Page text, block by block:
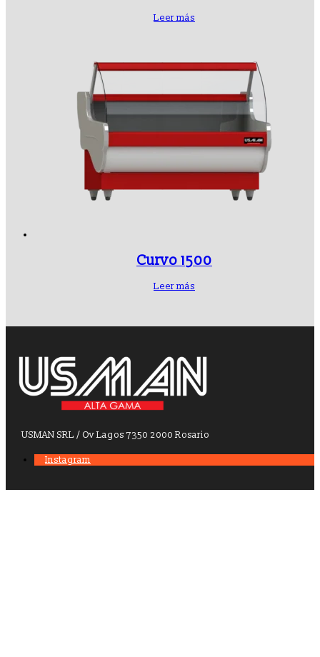
Leer más
Curvo 1500
Leer más
USMAN SRL / Ov Lagos 7350 2000 Rosario
Instagram